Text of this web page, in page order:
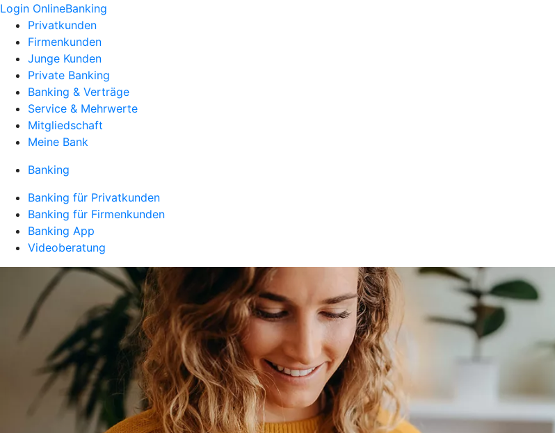
Login OnlineBanking
Privatkunden
Firmenkunden
Junge Kunden
Private Banking
Banking & Verträge
Service & Mehrwerte
Mitgliedschaft
Meine Bank
Banking
Banking für Privatkunden
Banking für Firmenkunden
Banking App
Videoberatung